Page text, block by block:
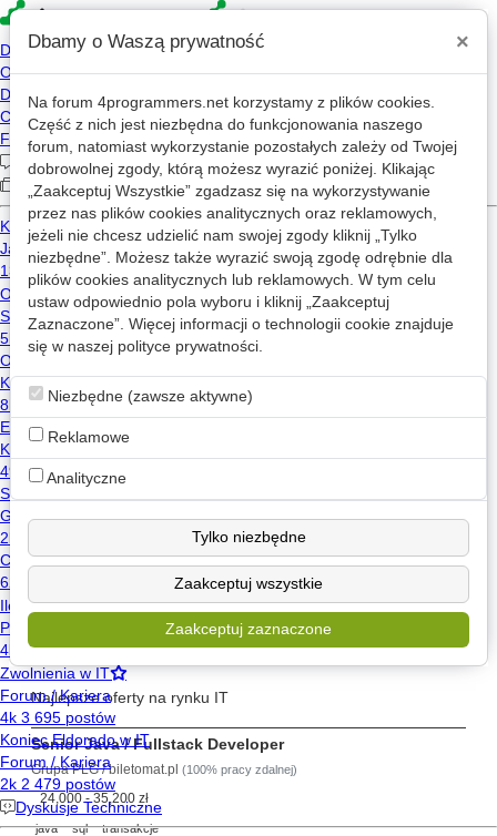
KB
Wiadomość
KaBeS
wczoraj, 21:37
2019-02-12 21:26
14,610 wizyt
Wpisy KaBeS na mikroblogu
Użytkownik nie opublikował żadnego wpisu na mikroblogu.
Znajdź posty użytkownika
Szukaj pracy
Najlepsze oferty na rynku IT
Senior Java / Fullstack Developer
Grupa PLG / biletomat.pl (100% pracy zdalnej)
24,000 - 35,200 zł
java sql transakcje
Dbamy o Waszą prywatność ×
Na forum 4programmers.net korzystamy z plików cookies.
Część z nich jest niezbędna do funkcjonowania naszego
forum, natomiast wykorzystanie pozostałych zależy od Twojej
dobrowolnej zgody, którą możesz wyrazić poniżej. Klikając
„Zaakceptuj Wszystkie” zgadzasz się na wykorzystywanie
przez nas plików cookies analitycznych oraz reklamowych,
jeżeli nie chcesz udzielić nam swojej zgody kliknij „Tylko
niezbędne”. Możesz także wyrazić swoją zgodę odrębnie dla
plików cookies analitycznych lub reklamowych. W tym celu
ustaw odpowiednio pola wyboru i kliknij „Zaakceptuj
Zaznaczone”. Więcej informacji o technologii cookie znajduje
się w naszej polityce prywatności.
Niezbędne (zawsze aktywne)
Reklamowe
Analityczne
Tylko niezbędne
Zaakceptuj wszystkie
Zaakceptuj zaznaczone